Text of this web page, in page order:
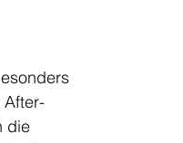
die